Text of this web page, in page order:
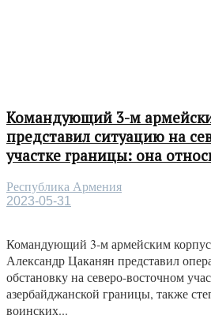
Командующий 3-м
представил ситуацию на
участке границы: она
Республика Армения
2023-05-31
Командующий 3-м армейским
Александр Цаканян представил
обстановку на северо-восточном
азербайджанской границы, также
воинских...